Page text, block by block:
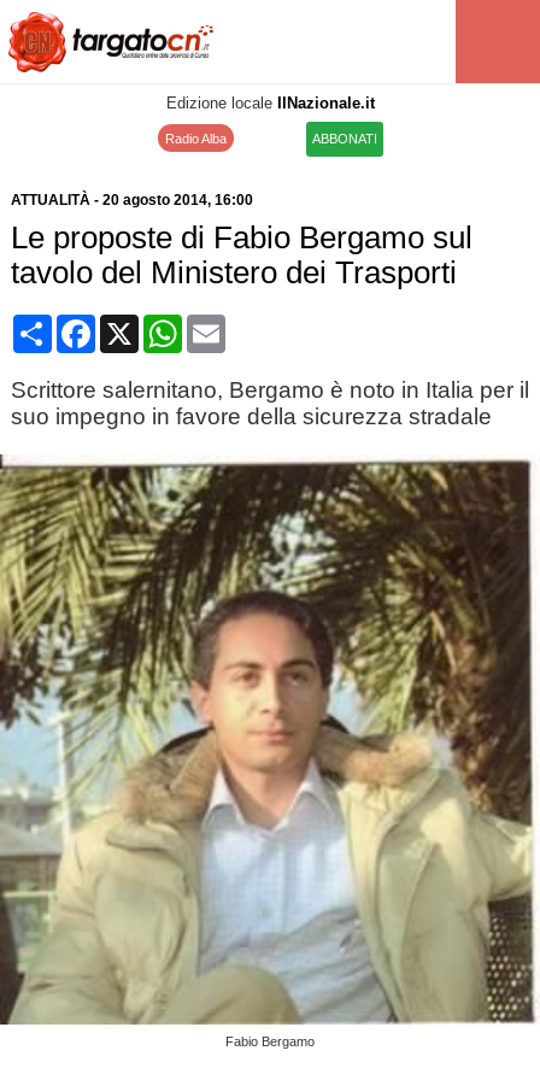
Edizione locale IlNazionale.it
Radio Alba ABBONATI
ATTUALITÀ- 20 agosto 2014, 16:00
Le proposte di Fabio Bergamo sul
tavolo del Ministero dei Trasporti
CondividiFacebook
X WhatsApp
Email
Scrittore salernitano, Bergamo è noto in Italia per il
suo impegno in favore della sicurezza stradale
Fabio Bergamo